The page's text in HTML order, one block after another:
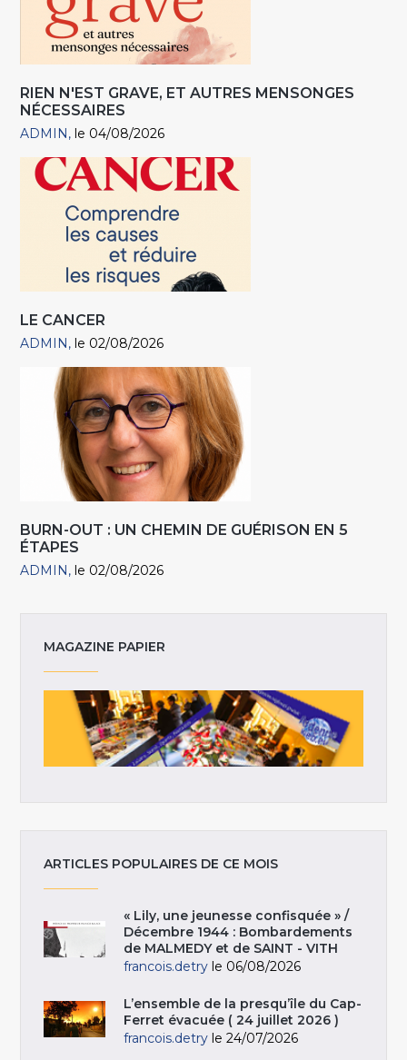
RIEN N'EST GRAVE, ET AUTRES MENSONGES
NÉCESSAIRES
ADMIN le 04/08/2026
LE CANCER
ADMIN le 02/08/2026
BURN-OUT : UN CHEMIN DE GUÉRISON EN 5
ÉTAPES
ADMIN le 02/08/2026
MAGAZINE PAPIER
ARTICLES POPULAIRES DE CE MOIS
« Lily, une jeunesse confisquée » /
Décembre 1944 : Bombardements
de MALMEDY et de SAINT - VITH
francois.detry le 06/08/2026
L’ensemble de la presqu’île du Cap-
Ferret évacuée ( 24 juillet 2026 )
francois.detry le 24/07/2026